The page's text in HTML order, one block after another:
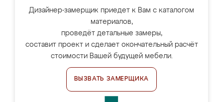
Дизайнер-замерщик приедет к Вам с каталогом
материалов,
проведёт детальные замеры,
составит проект и сделает окончательный расчёт
стоимости Вашей будущей мебели.
ВЫЗВАТЬ ЗАМЕРЩИКА